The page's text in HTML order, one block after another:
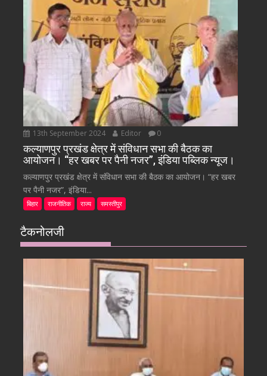
13th September 2024 Editor 0
कल्याणपुर प्रखंड क्षेत्र में संविधान सभा की बैठक का
आयोजन। “हर खबर पर पैनी नजर”, इंडिया पब्लिक न्यूज।
कल्याणपुर प्रखंड क्षेत्र में संविधान सभा की बैठक का आयोजन। “हर खबर
पर पैनी नजर”, इंडिया...
बिहार राजनीतिक राज्य समस्तीपुर
टैकनोलजी